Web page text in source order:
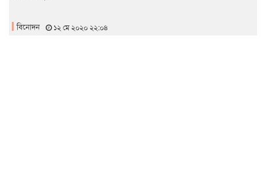
বিনোদন ১২ মে ২০২০ ২২:০৪